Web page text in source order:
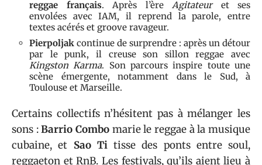
reggae français. Après l’ère Agitateuret ses
envolées avec IAM, il reprend la parole, entre
textes acérés et groove ravageur.
Pierpoljak continue de surprendre : après un détour
par le punk, il creuse son sillon reggae avec
Kingston Karma. Son parcours inspire toute une
scène émergente, notamment dans le Sud, à
Toulouse et Marseille.
Certains collectifs n’hésitent pas à mélanger les
sons :Barrio Combo marie le reggae à la musique
cubaine, et Sao Titisse des ponts entre soul,
reggaeton et RnB. Les festivals, qu’ils aient lieu à